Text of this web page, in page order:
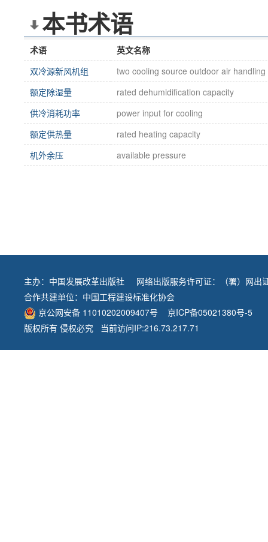
本书术语
术语
英文名称
双冷源新风机组
two cooling source outdoor air handling
额定除湿量
rated dehumidification capacity
供冷消耗功率
power input for cooling
额定供热量
rated heating capacity
机外余压
available pressure
主办： 中国发展改革出版社
网络出版服务许可证：（署）网出
合作共建单位： 中国工程建设标准化协会
京公网安备 11010202009407号
京ICP备05021380号-5
版权所有 侵权必究 当前访问IP:216.73.217.71